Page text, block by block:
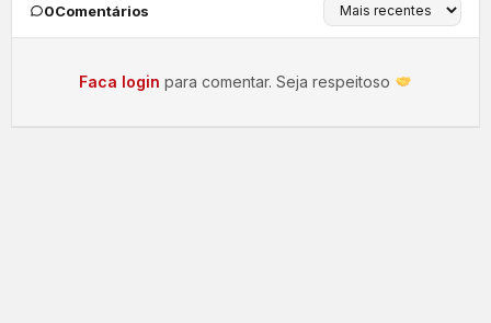
0Comentários
Faca login para comentar. Seja respeitoso